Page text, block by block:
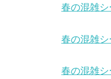
春の混雑
春の混雑
春の混雑